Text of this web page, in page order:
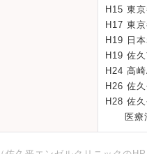
H15 東
H17 東
H19 日
H19 佐
H24 高
H26 佐
H28 佐
医療法